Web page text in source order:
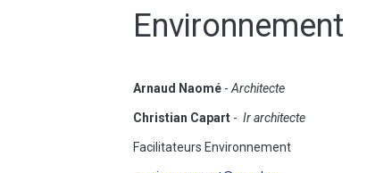
Environnement
Arnaud Naomé - Architecte
Christian Capart - Ir architecte
Facilitateurs Environnement